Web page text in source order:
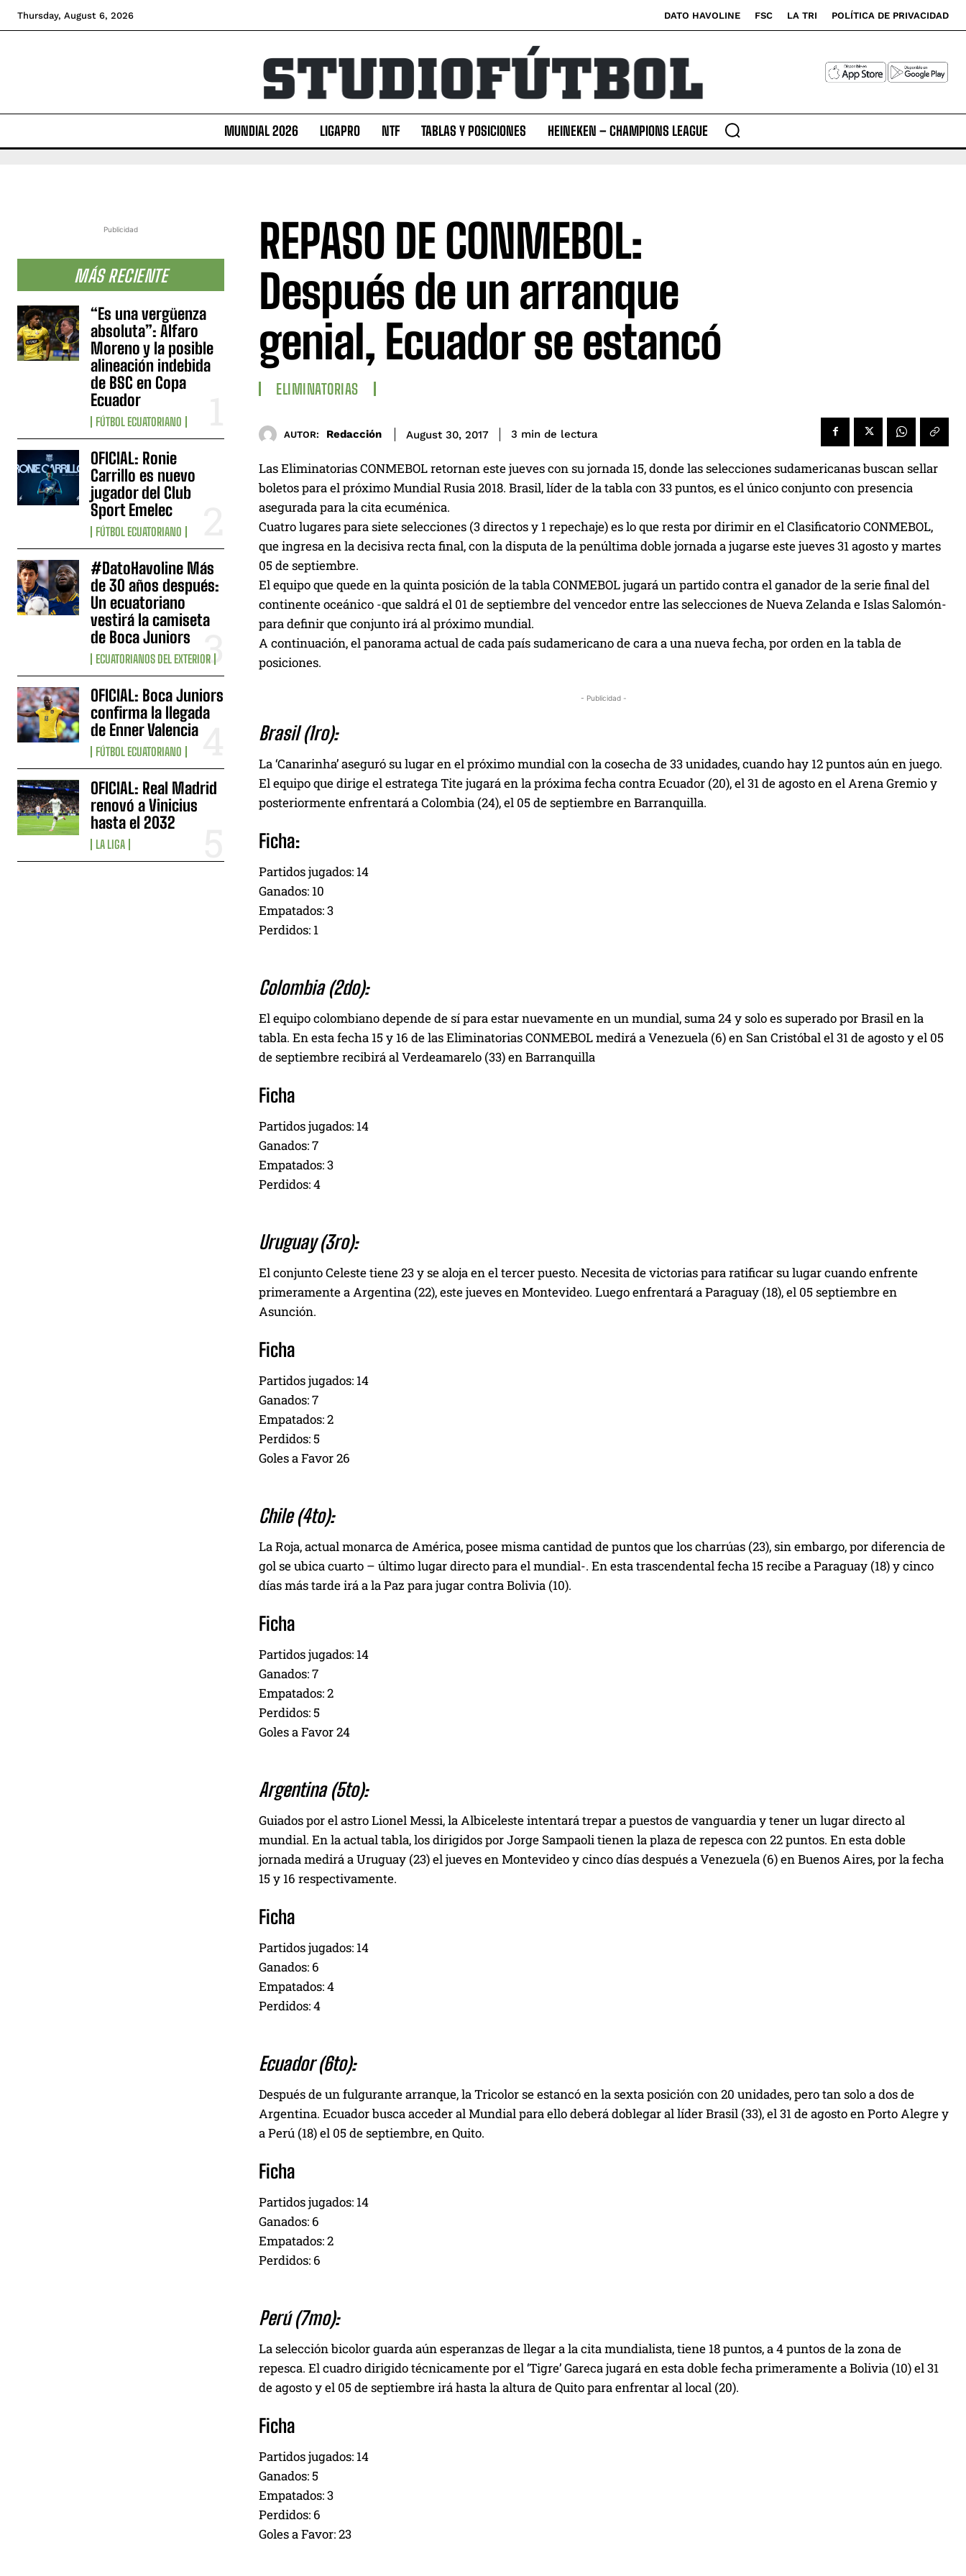
Thursday, August 6, 2026 DATO HAVOLINE FSC LA TRI POLÍTICA DE PRIVACIDAD
MUNDIAL 2026 LIGAPRO NTF TABLAS Y POSICIONES HEINEKEN – CHAMPIONS LEAGUE
Publicidad
MÁS RECIENTE
“Es una vergüenza
absoluta”: Alfaro
Moreno y la posible
alineación indebida
de BSC en Copa
Ecuador
FÚTBOL ECUATORIANO
OFICIAL: Ronie
Carrillo es nuevo
jugador del Club
Sport Emelec
FÚTBOL ECUATORIANO
#DatoHavoline Más
de 30 años después:
Un ecuatoriano
vestirá la camiseta
de Boca Juniors
ECUATORIANOS DEL EXTERIOR
OFICIAL: Boca Juniors
confirma la llegada
de Enner Valencia
FÚTBOL ECUATORIANO
OFICIAL: Real Madrid
renovó a Vinicius
hasta el 2032
LA LIGA
REPASO DE CONMEBOL:
Después de un arranque
genial, Ecuador se estancó
ELIMINATORIAS
AUTOR: Redacción August 30, 2017 3 min de lectura
Las Eliminatorias CONMEBOL retornan este jueves con su jornada 15, donde las selecciones sudamericanas buscan sellar
boletos para el próximo Mundial Rusia 2018. Brasil, líder de la tabla con 33 puntos, es el único conjunto con presencia
asegurada para la cita ecuménica.
Cuatro lugares para siete selecciones (3 directos y 1 repechaje) es lo que resta por dirimir en el Clasificatorio CONMEBOL,
que ingresa en la decisiva recta final, con la disputa de la penúltima doble jornada a jugarse este jueves 31 agosto y martes
05 de septiembre.
El equipo que quede en la quinta posición de la tabla CONMEBOL jugará un partido contra el ganador de la serie final del
continente oceánico -que saldrá el 01 de septiembre del vencedor entre las selecciones de Nueva Zelanda e Islas Salomón-
para definir que conjunto irá al próximo mundial.
A continuación, el panorama actual de cada país sudamericano de cara a una nueva fecha, por orden en la tabla de
posiciones.
- Publicidad -
Brasil (1ro):
La ‘Canarinha’ aseguró su lugar en el próximo mundial con la cosecha de 33 unidades, cuando hay 12 puntos aún en juego.
El equipo que dirige el estratega Tite jugará en la próxima fecha contra Ecuador (20), el 31 de agosto en el Arena Gremio y
posteriormente enfrentará a Colombia (24), el 05 de septiembre en Barranquilla.
Ficha:
Partidos jugados: 14
Ganados: 10
Empatados: 3
Perdidos: 1
Colombia (2do):
El equipo colombiano depende de sí para estar nuevamente en un mundial, suma 24 y solo es superado por Brasil en la
tabla. En esta fecha 15 y 16 de las Eliminatorias CONMEBOL medirá a Venezuela (6) en San Cristóbal el 31 de agosto y el 05
de septiembre recibirá al Verdeamarelo (33) en Barranquilla
Ficha
Partidos jugados: 14
Ganados: 7
Empatados: 3
Perdidos: 4
Uruguay (3ro):
El conjunto Celeste tiene 23 y se aloja en el tercer puesto. Necesita de victorias para ratificar su lugar cuando enfrente
primeramente a Argentina (22), este jueves en Montevideo. Luego enfrentará a Paraguay (18), el 05 septiembre en
Asunción.
Ficha
Partidos jugados: 14
Ganados: 7
Empatados: 2
Perdidos: 5
Goles a Favor 26
Chile (4to):
La Roja, actual monarca de América, posee misma cantidad de puntos que los charrúas (23), sin embargo, por diferencia de
gol se ubica cuarto – último lugar directo para el mundial-. En esta trascendental fecha 15 recibe a Paraguay (18) y cinco
días más tarde irá a la Paz para jugar contra Bolivia (10).
Ficha
Partidos jugados: 14
Ganados: 7
Empatados: 2
Perdidos: 5
Goles a Favor 24
Argentina (5to):
Guiados por el astro Lionel Messi, la Albiceleste intentará trepar a puestos de vanguardia y tener un lugar directo al
mundial. En la actual tabla, los dirigidos por Jorge Sampaoli tienen la plaza de repesca con 22 puntos. En esta doble
jornada medirá a Uruguay (23) el jueves en Montevideo y cinco días después a Venezuela (6) en Buenos Aires, por la fecha
15 y 16 respectivamente.
Ficha
Partidos jugados: 14
Ganados: 6
Empatados: 4
Perdidos: 4
Ecuador (6to):
Después de un fulgurante arranque, la Tricolor se estancó en la sexta posición con 20 unidades, pero tan solo a dos de
Argentina. Ecuador busca acceder al Mundial para ello deberá doblegar al líder Brasil (33), el 31 de agosto en Porto Alegre y
a Perú (18) el 05 de septiembre, en Quito.
Ficha
Partidos jugados: 14
Ganados: 6
Empatados: 2
Perdidos: 6
Perú (7mo):
La selección bicolor guarda aún esperanzas de llegar a la cita mundialista, tiene 18 puntos, a 4 puntos de la zona de
repesca. El cuadro dirigido técnicamente por el ‘Tigre’ Gareca jugará en esta doble fecha primeramente a Bolivia (10) el 31
de agosto y el 05 de septiembre irá hasta la altura de Quito para enfrentar al local (20).
Ficha
Partidos jugados: 14
Ganados: 5
Empatados: 3
Perdidos: 6
Goles a Favor: 23